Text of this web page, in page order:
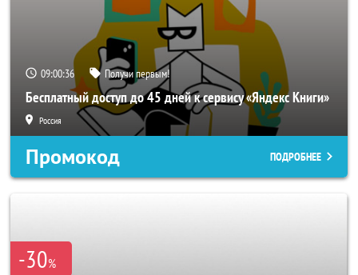
09:00:33 Получи первым!
Бесплатный доступ до 45 дней к сервису «Яндекс Книги»
Россия
Промокод ПОДРОБНЕЕ
-30%